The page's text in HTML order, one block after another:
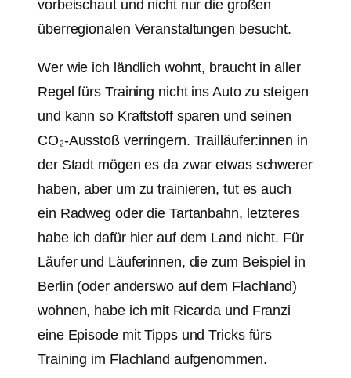
vorbeischaut und nicht nur die großen
überregionalen Veranstaltungen besucht.
Wer wie ich ländlich wohnt, braucht in aller
Regel fürs Training nicht ins Auto zu steigen
und kann so Kraftstoff sparen und seinen
CO₂-Ausstoß verringern. Trailläufer:innen in
der Stadt mögen es da zwar etwas schwerer
haben, aber um zu trainieren, tut es auch
ein Radweg oder die Tartanbahn, letzteres
habe ich dafür hier auf dem Land nicht. Für
Läufer und Läuferinnen, die zum Beispiel in
Berlin (oder anderswo auf dem Flachland)
wohnen, habe ich mit Ricarda und Franzi
eine Episode mit Tipps und Tricks fürs
Training im Flachland aufgenommen.